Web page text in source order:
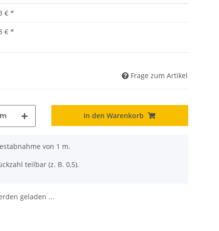
€ *
€ *
Frage zum Artikel
m In den Warenkorb
von 1 m.
teilbar (z. B. 0,5).
geladen ...